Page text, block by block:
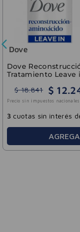
Dove
Dove
Tratamiento Leave
$ 18.841 $ 12.
Precio sin impuestos
3 cuotas sin interés